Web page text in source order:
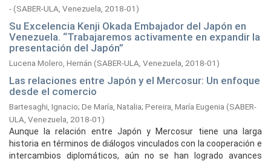
-(SABER-ULA, Venezuela, 2018-01)
Su Excelencia Kenji Okada Embajador del Japón en
Venezuela. “Trabajaremos activamente en expandir la
presentación del Japón”
Lucena Molero, Hernán (SABER-ULA, Venezuela, 2018-01)
Las relaciones entre Japón y el Mercosur: Un enfoque
desde el comercio
Bartesaghi, Ignacio; De María, Natalia; Pereira, María Eugenia (SABER-
ULA, Venezuela, 2018-01)
Aunque la relación entre Japón y Mercosur tiene una larga
historia en términos de diálogos vinculados con la cooperación e
intercambios diplomáticos, aún no se han logrado avances